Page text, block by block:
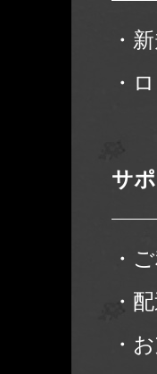
・
・
サ
・
・
・